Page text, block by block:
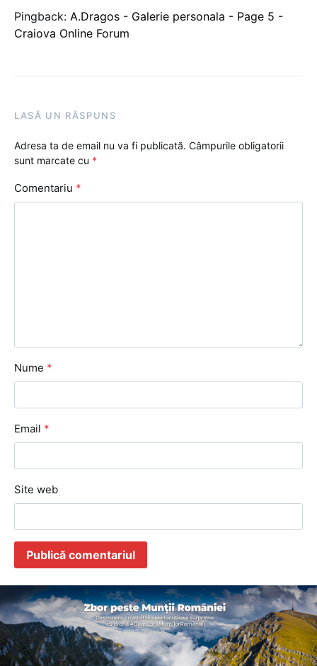
Pingback: A.Dragos - Galerie personala - Page 5 -
Craiova Online Forum
LASĂ UN RĂSPUNS
Adresa ta de email nu va fi publicată. Câmpurile obligatorii
sunt marcate cu *
Comentariu *
Nume *
Email *
Site web